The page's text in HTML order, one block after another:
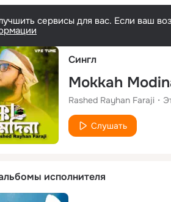
сервисы для вас. Если ваш
Сингл
Mokkah
Rashed Rayhan Faraji
Слушать
исполнителя